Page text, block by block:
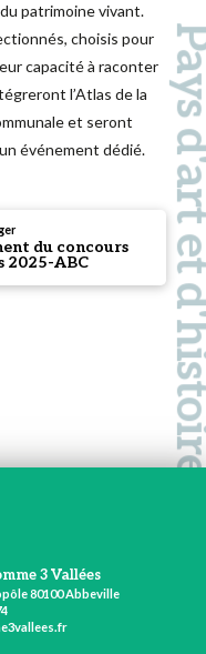
patrimoine vivant.
choisis pour
capacité à raconter
l’Atlas de la
et seront
événement dédié.
du concours
2025-ABC
Pays
3 Vallées
80100 Abbeville